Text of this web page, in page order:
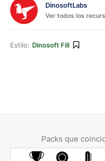
DinosoftLabs
Ver todos los
Estilo: Dinosoft Fill
Packs que